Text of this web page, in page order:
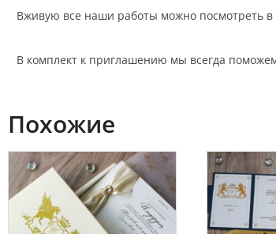
Вживую все наши работы можно посмотреть в
В комплект к приглашению мы всегда
Похожие